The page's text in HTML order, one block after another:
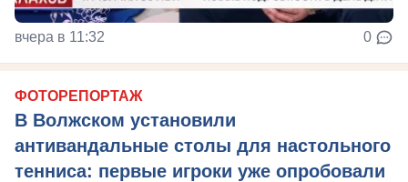
вчера в 11:32 0
ФОТОРЕПОРТАЖ
В Волжском установили
антивандальные столы для настольного
тенниса: первые игроки уже опробовали